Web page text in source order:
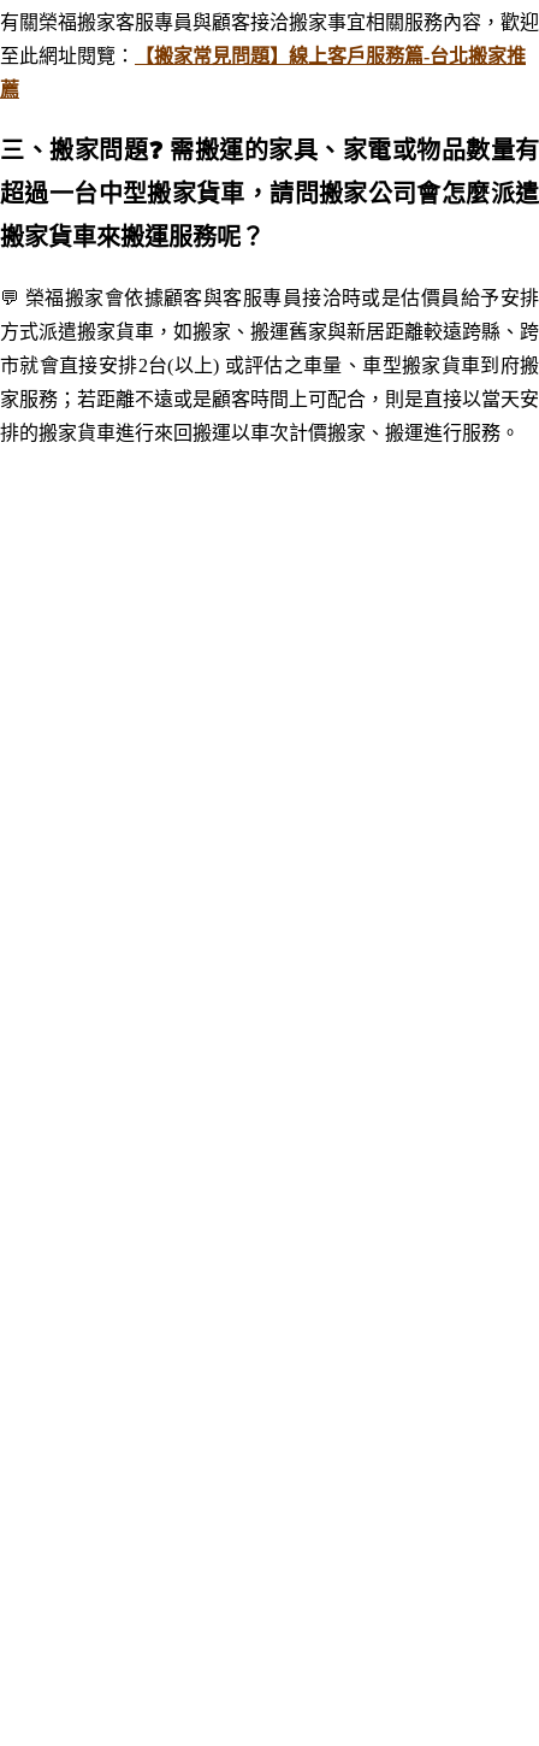
有關榮福搬家客服專員與顧客接洽搬家事宜相關服務內容，歡迎
至此網址閱覽：
【搬家常見問題】線上客戶服務篇-台北搬家推
薦
三 、搬家問題❓ 需搬運的家具、家電或物品數量有
超過一台中型搬家貨車，請問搬家公司會怎麼派遣
搬家貨車來搬運服務呢？
💬 榮福搬家會依據顧客與客服專員接洽時或是估價員給予安排
方式派遣搬家貨車，如搬家、搬運舊家與新居距離較遠跨縣 、跨
市就會直接安排2台(以上) 或評估之車量 、車型搬家貨車到府搬
家服務；若距離不遠或是顧客時間上可配合，則是直接以當天安
排的搬家貨車進行來回搬運以車次計價搬家 、 搬運進行服務。